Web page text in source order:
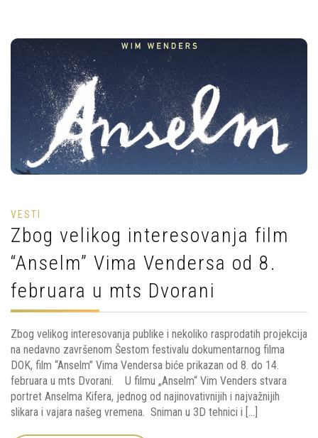
VESTI
Zbog velikog interesovanja film
“Anselm” Vima Vendersa od 8.
februara u mts Dvorani
Zbog velikog interesovanja publike i nekoliko rasprodatih projekcija
na nedavno završenom Šestom festivalu dokumentarnog filma
DOK, film “Anselm” Vima Vendersa biće prikazan od 8. do 14.
februara u mts Dvorani. U filmu „Anselm“ Vim Venders stvara
portret Anselma Kifera, jednog od najinovativnijih i najvažnijih
slikara i vajara našeg vremena. Sniman u 3D tehnici i […]